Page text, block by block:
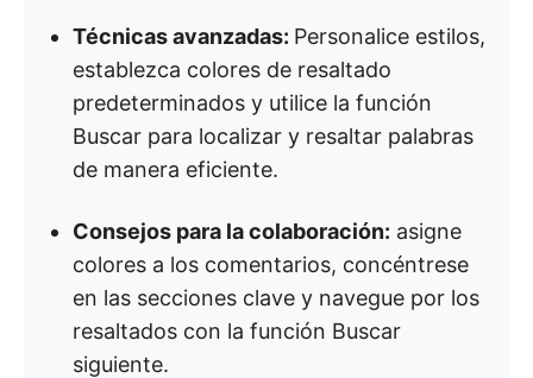
Técnicas avanzadas: Personalice estilos,
establezca colores de resaltado
predeterminados y utilice la función
Buscar para localizar y resaltar palabras
de manera eficiente.
Consejos para la colaboración: asigne
colores a los comentarios, concéntrese
en las secciones clave y navegue por los
resaltados con la función Buscar
siguiente.